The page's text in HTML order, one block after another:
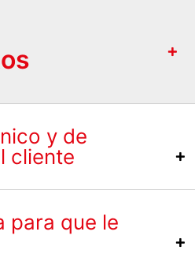
y de
cliente
para que le